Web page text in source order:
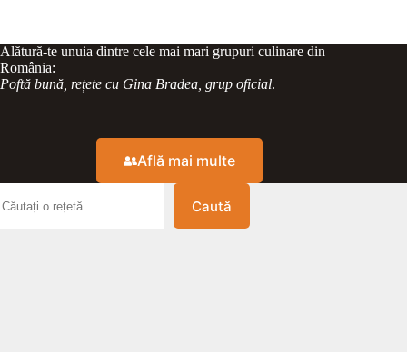
Alătură-te unuia dintre cele mai mari grupuri culinare din
România:
Poftă bună, rețete cu Gina Bradea, grup oficial.
Află mai multe
Caută